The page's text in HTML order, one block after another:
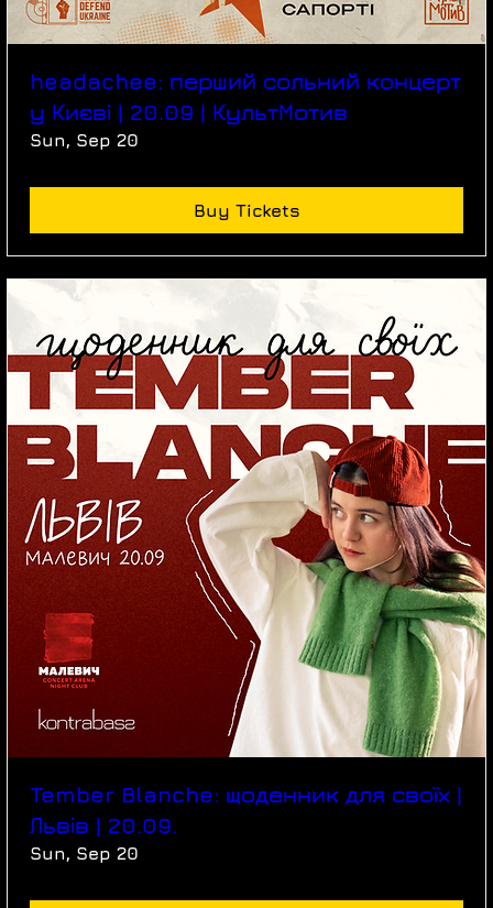
headachee: перший сольний концерт
у Києві | 20.09 | КультМотив
Sun, Sep 20
Buy Tickets
Tember Blanche: щоденник для своїх |
Львів | 20.09.
Sun, Sep 20